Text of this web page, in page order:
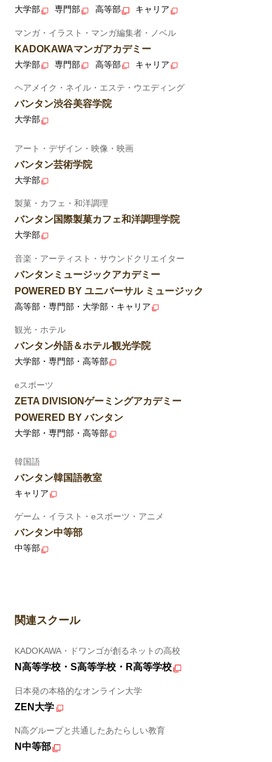
大学部 専門部 高等部 キャリア
マンガ・イラスト・マンガ編集者・ノベル
KADOKAWAマンガアカデミー
大学部 専門部 高等部 キャリア
ヘアメイク・ネイル・エステ・ウエディング
バンタン渋谷美容学院
大学部
アート・デザイン・映像・映画
バンタン芸術学院
大学部
製菓・カフェ・和洋調理
バンタン国際製菓カフェ和洋調理学院
大学部
音楽・アーティスト・サウンドクリエイター
バンタンミュージックアカデミー
POWERED BY ユニバーサル ミュージック
高等部・専門部・大学部・キャリア
観光・ホテル
バンタン外語＆ホテル観光学院
大学部・専門部・高等部
eスポーツ
ZETA DIVISIONゲーミングアカデミー
POWERED BY バンタン
大学部・専門部・高等部
韓国語
バンタン韓国語教室
キャリア
ゲーム・イラスト・eスポーツ・アニメ
バンタン中等部
中等部
関連スクール
KADOKAWA・ドワンゴが創るネットの高校
N高等学校・S高等学校・R高等学校
日本発の本格的なオンライン大学
ZEN大学
N高グループと共通したあたらしい教育
N中等部